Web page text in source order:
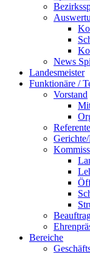
News
Landesmeister
Funktionäre /
Vorstand
Bereiche